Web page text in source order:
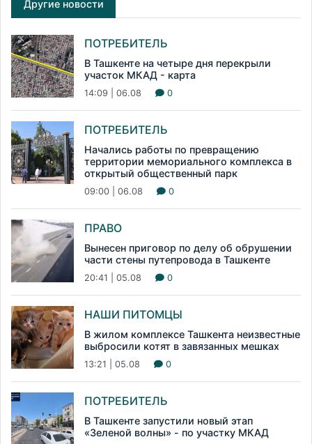
Другие новости
ПОТРЕБИТЕЛЬ
В Ташкенте на четыре дня перекрыли
участок МКАД - карта
14:09 | 06.08 0
ПОТРЕБИТЕЛЬ
Начались работы по превращению
территории мемориального комплекса в
открытый общественный парк
09:00 | 06.08 0
ПРАВО
Вынесен приговор по делу об обрушении
части стены путепровода в Ташкенте
20:41 | 05.08 0
НАШИ ПИТОМЦЫ
В жилом комплексе Ташкента неизвестные
выбросили котят в завязанных мешках
13:21 | 05.08 0
ПОТРЕБИТЕЛЬ
В Ташкенте запустили новый этап
«Зеленой волны» - по участку МКАД